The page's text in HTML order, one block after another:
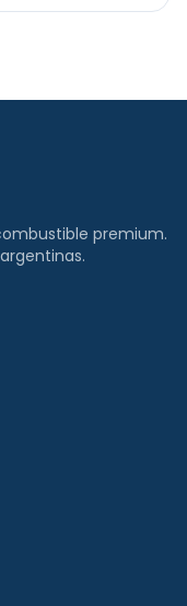
premium.